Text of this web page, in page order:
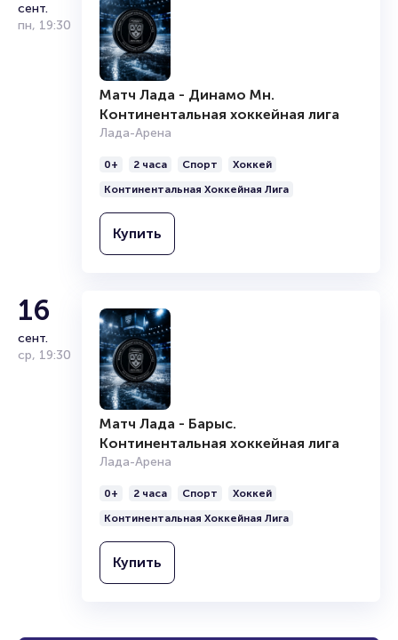
сент.
пн, 19:30
Матч Лада - Динамо Мн.
Континентальная хоккейная лига
Лада-Арена
0+ 2 часа Спорт
Хоккей
Континентальная Хоккейная Лига
Купить
16
сент.
ср, 19:30
Матч Лада - Барыс.
Континентальная хоккейная лига
Лада-Арена
0+ 2 часа Спорт
Хоккей
Континентальная Хоккейная Лига
Купить